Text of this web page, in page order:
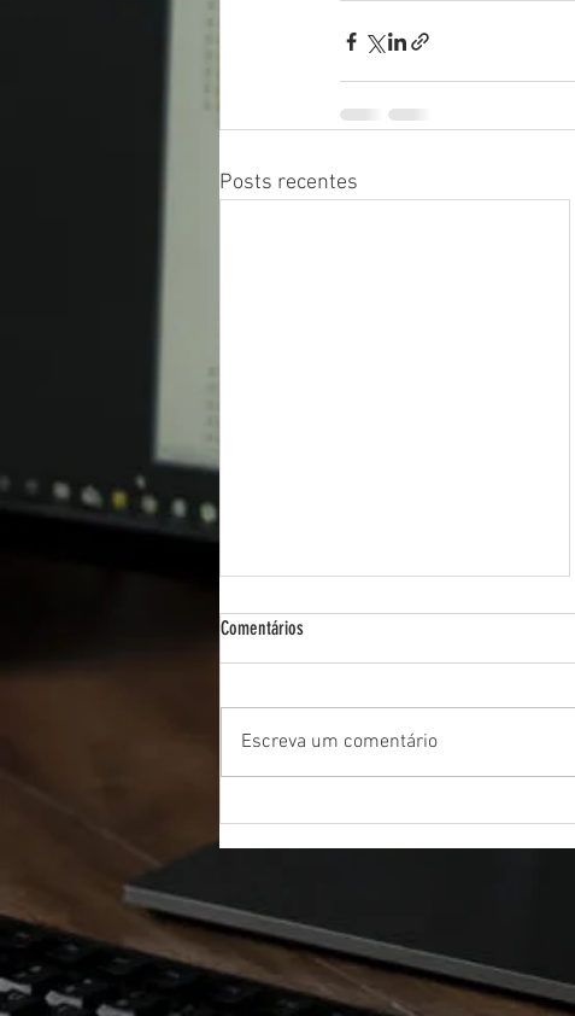
Posts recentes
Comentários
Escreva um comentário